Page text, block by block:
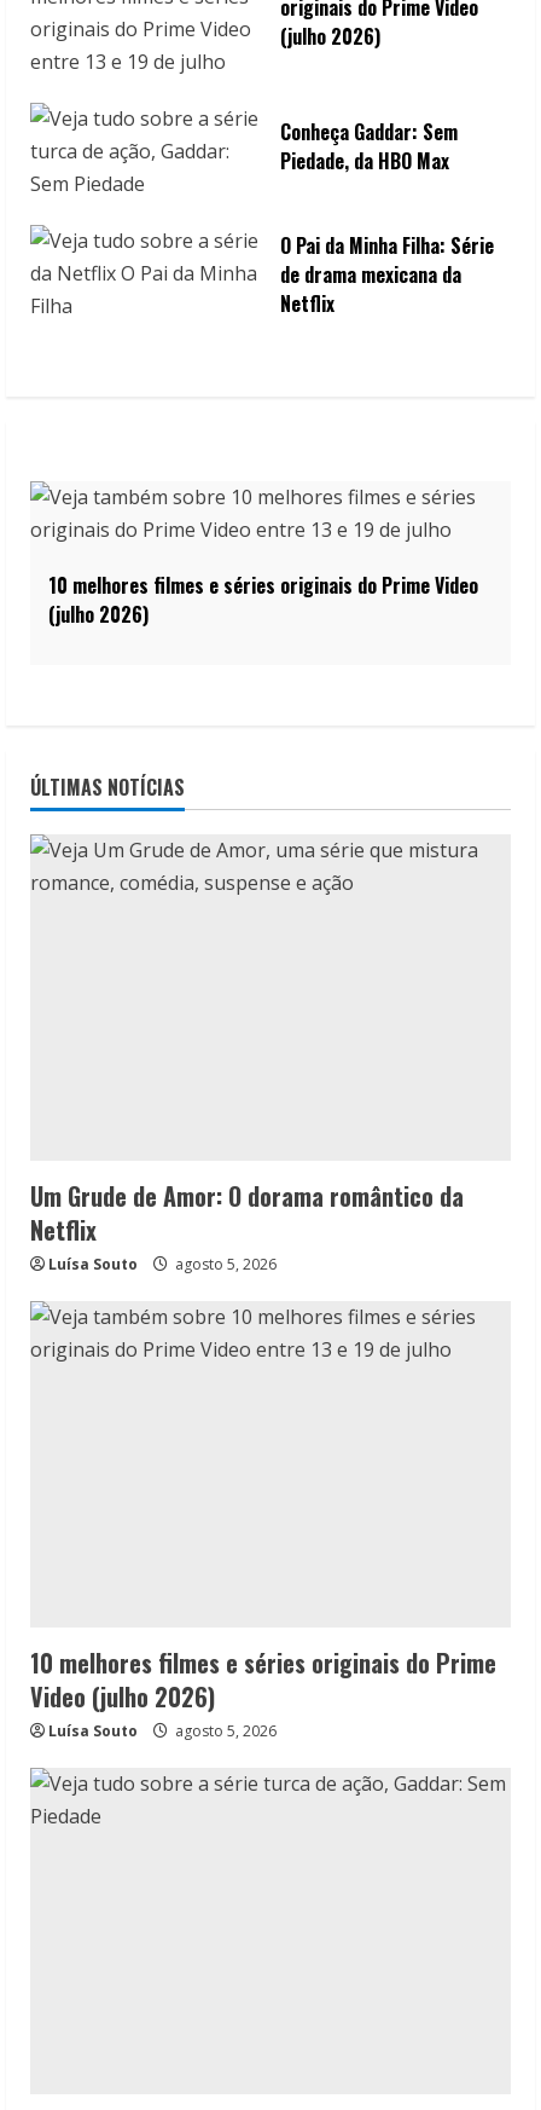
originais do Prime Video
(julho 2026)
Conheça Gaddar: Sem
Piedade, da HBO Max
O Pai da Minha Filha: Série
de drama mexicana da
Netflix
10 melhores filmes e séries originais do Prime Video
(julho 2026)
ÚLTIMAS NOTÍCIAS
Um Grude de Amor: O dorama romântico da
Netflix
Luísa Souto agosto 5, 2026
10 melhores filmes e séries originais do Prime
Video (julho 2026)
Luísa Souto agosto 5, 2026